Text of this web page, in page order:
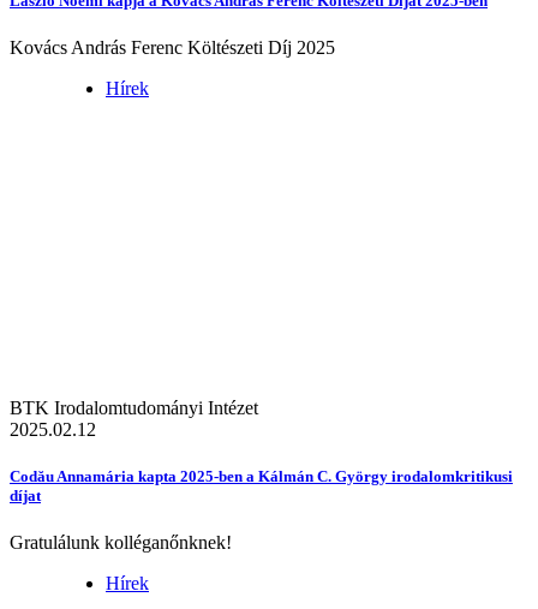
Kovács András Ferenc Költészeti Díj 2025
Hírek
BTK Irodalomtudományi Intézet
2025.02.12
Codău Annamária kapta 2025-ben a Kálmán C. György irodalomkritikusi
díjat
Gratulálunk kolléganőnknek!
Hírek